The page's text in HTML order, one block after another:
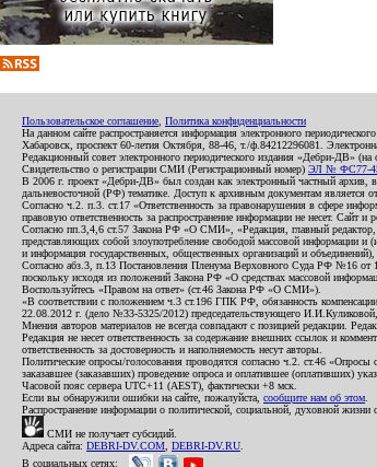
Пользовательское соглашение Политика конфиденциальности
На данном сайте распространяется информация электронного
Хабаровск, проспект 60-летия Октября, 88-46, т./ф.84212296081.
Редакционный совет электронного периодического издания
Свидетельство о регистрации СМИ (Регистрационный номер) ЭЛ № ФС77-
В 2006 г. проект «Дебри-ДВ» был создан как электронный частный архив, в
дальневосточной (РФ) тематике. Доступ к архивным документам является
Согласно ч.2. п.3. ст.17 «Ответственность за правонарушения в сфере
правовую ответственность за распространение информации не несет.
Согласно пп.3,4,6 ст.57 Закона РФ «О СМИ», «Редакция, главный редактор,
представляющих собой злоупотребление свободой массовой информации
и информация государственных, общественных организаций и
Согласно абз.3, п.13 Постановления Пленума Верховного Суда РФ №16 от
поскольку исходя из положений Закона РФ «О средствах массовой
Воспользуйтесь «Правом на ответ» (ст.46 Закона РФ «О СМИ»).
«В соответствии с положением ч.3 ст.196 ГПК РФ, обязанность
22.08.2012 г. (дело №33-5325/2012) председательствующего
Мнения авторов материалов не всегда совпадают с позицией редакции.
Редакция не несет ответственность за содержание внешних ссылок и
ответственность за достоверность и наполняемость несут авторы.
Политические опросы/голосования проводятся согласно ч.2. ст.46
заказавшее (заказавших) проведение опроса и оплатившее (оплативших)
Часовой пояс сервера UTC+11 (AEST), фактически +8 мск.
Если вы обнаружили ошибки на сайте, пожалуйста, сообщите нам об этом
Распространение информации о политической, социальной, духовной
СМИ не получает субсидий.
Адреса сайта: DEBRI-DV.COM DEBRI-DV.RU
В социальных сетях: